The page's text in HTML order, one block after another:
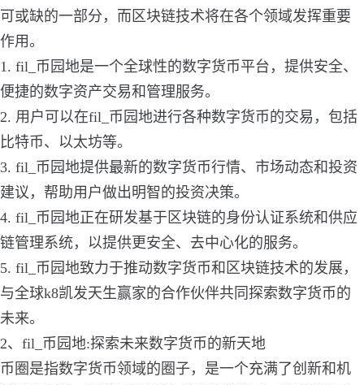
可或缺的一部分，而区块链技术将在各个领域发挥重要
作用。
1. fil_币园地是一个全球性的数字货币平台，提供安全、
便捷的数字资产交易和管理服务。
2. 用户可以在fil_币园地进行各种数字货币的交易，包括
比特币、以太坊等。
3. fil_币园地提供最新的数字货币行情、市场动态和投资
建议，帮助用户做出明智的投资决策。
4. fil_币园地正在研发基于区块链的身份认证系统和供应
链管理系统，以提供更安全、去中心化的服务。
5. fil_币园地致力于推动数字货币和区块链技术的发展，
与全球k8凯发天生赢家的合作伙伴共同探索数字货币的
未来。
2、fil_币园地:探索未来数字货币的新天地
币圈是指数字货币领域的圈子，是一个充满了创新和机